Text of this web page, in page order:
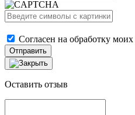
Согласен на обработку моих
Отправить
Оставить отзыв